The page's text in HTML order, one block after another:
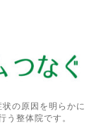
の原因を明らかに
う整体院です。